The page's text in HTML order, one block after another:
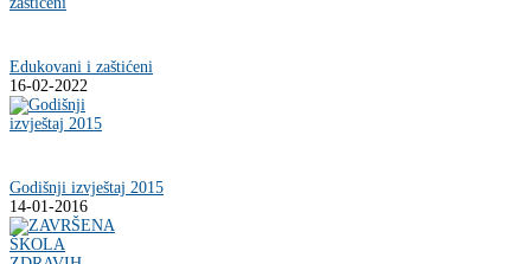
Edukovani i zaštićeni
16-02-2022
Godišnji izvještaj 2015
14-01-2016